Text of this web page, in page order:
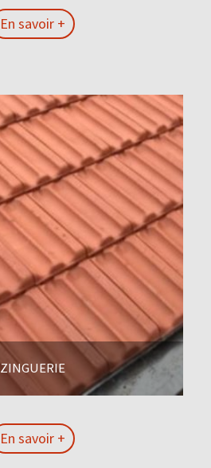
En savoir +
ZINGUERIE
En savoir +